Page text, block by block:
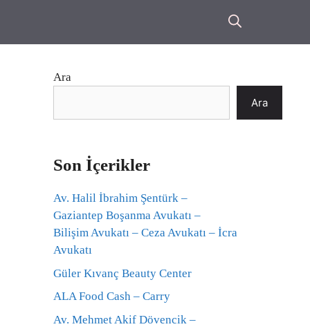
Ara
Ara
Son İçerikler
Av. Halil İbrahim Şentürk –
Gaziantep Boşanma Avukatı –
Bilişim Avukatı – Ceza Avukatı – İcra
Avukatı
Güler Kıvanç Beauty Center
ALA Food Cash – Carry
Av. Mehmet Akif Dövencik –